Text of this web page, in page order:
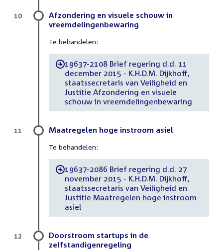
Afzondering en visuele schouw in
vreemdelingenbewaring
Te behandelen:
-19637-2108 Brief regering d.d. 11
december 2015 - K.H.D.M. Dijkhoff,
staatssecretaris van Veiligheid en
Justitie Afzondering en visuele
schouw in vreemdelingenbewaring
10
Maatregelen hoge instroom asiel
Te behandelen:
-19637-2086 Brief regering d.d. 27
november 2015 - K.H.D.M. Dijkhoff,
staatssecretaris van Veiligheid en
Justitie Maatregelen hoge instroom
asiel
11
Doorstroom startups in de
zelfstandigenregeling
12